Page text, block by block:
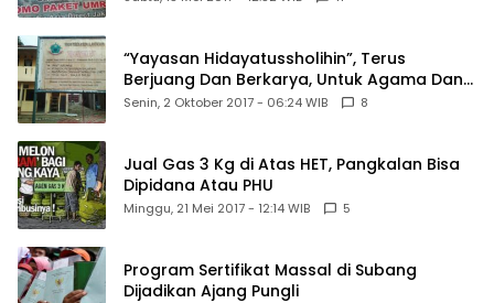
“Yayasan Hidayatussholihin”, Terus
Berjuang Dan Berkarya, Untuk Agama Dan
Bangsa
Senin, 2 Oktober 2017 - 06:24 WIB 8
Jual Gas 3 Kg di Atas HET, Pangkalan Bisa
Dipidana Atau PHU
Minggu, 21 Mei 2017 - 12:14 WIB 5
Program Sertifikat Massal di Subang
Dijadikan Ajang Pungli